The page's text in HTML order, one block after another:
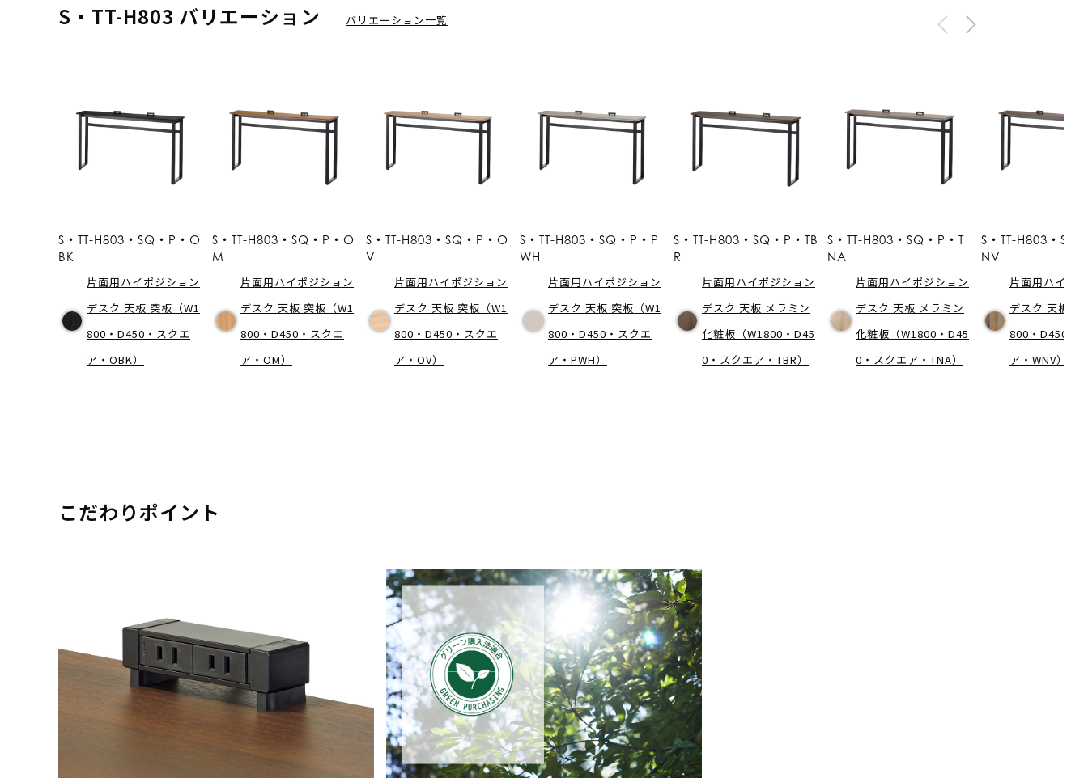
S・TT-H803 バリエーション バリエーション一覧
S・TT-H803・SQ・P・O
BK
片面用ハイポジション
デスク 天板 突板（W1
800・D450・スクエ
ア・OBK）
S・TT-H803・SQ・P・O
M
片面用ハイポジション
デスク 天板 突板（W1
800・D450・スクエ
ア・OM）
S・TT-H803・SQ・P・O
V
片面用ハイポジション
デスク 天板 突板（W1
800・D450・スクエ
ア・OV）
S・TT-H803・SQ・P・P
WH
片面用ハイポジション
デスク 天板 突板（W1
800・D450・スクエ
ア・PWH）
S・TT-H803・SQ・P・TB
R
片面用ハイポジション
デスク 天板 メラミン
化粧板（W1800・D45
0・スクエア・TBR）
S・TT-H803・SQ・P・T
NA
片面用ハイポジション
デスク 天板 メラミン
化粧板（W1800・D45
0・スクエア・TNA）
S・TT-H803・SQ
NV
片面用ハイポ
デスク 天板 突
800・D450・
ア・WNV）
こだわりポイント